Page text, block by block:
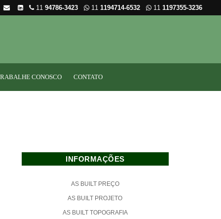
11 1197355-3236
11 1194714-6532
11 94786-3423
CONOSCO CONTATO
INFORMAÇÕES
AS BUILT PREÇO
AS BUILT PROJETO
AS BUILT TOPOGRAFIA